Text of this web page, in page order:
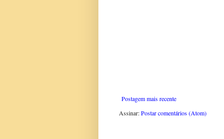
Postagem mais recente
Assinar:Postar comentários (Atom)